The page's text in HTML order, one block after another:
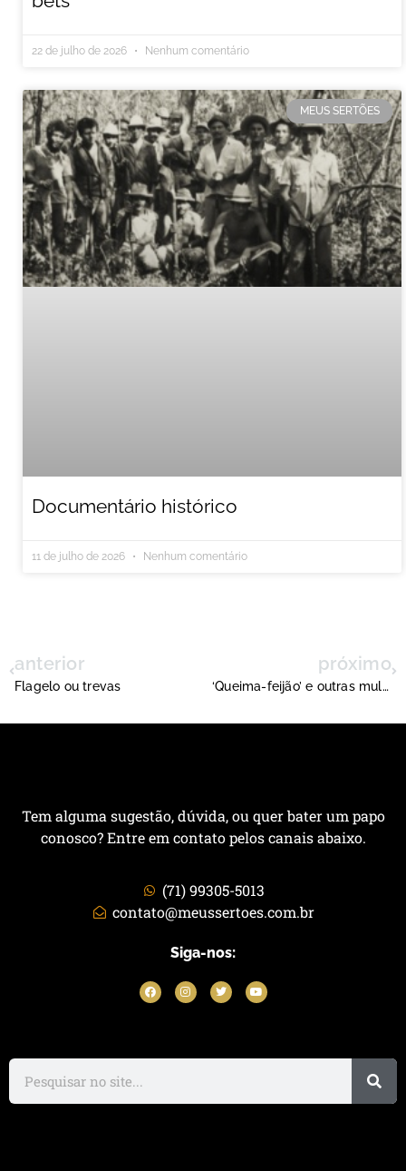
22 de julho de 2026 Nenhum comentário
MEUS SERTÕES
Documentário histórico
11 de julho de 2026 Nenhum comentário
anterior
Flagelo ou trevas
próximo
‘Queima-feijão’ e outras mulheres
Tem alguma sugestão, dúvida, ou quer bater um papo
conosco? Entre em contato pelos canais abaixo.
(71) 99305-5013
contato@meussertoes.com.br
Siga-nos: